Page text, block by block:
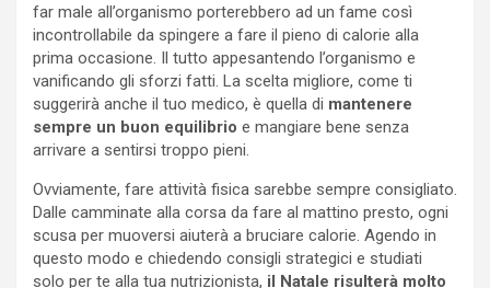
far male all’organismo porterebbero ad un fame così
incontrollabile da spingere a fare il pieno di calorie alla
prima occasione. Il tutto appesantendo l’organismo e
vanificando gli sforzi fatti. La scelta migliore, come ti
suggerirà anche il tuo medico, è quella di mantenere
sempre un buon equilibrio e mangiare bene senza
arrivare a sentirsi troppo pieni.
Ovviamente, fare attività fisica sarebbe sempre consigliato.
Dalle camminate alla corsa da fare al mattino presto, ogni
scusa per muoversi aiuterà a bruciare calorie. Agendo in
questo modo e chiedendo consigli strategici e studiati
solo per te alla tua nutrizionista, il Natale risulterà molto